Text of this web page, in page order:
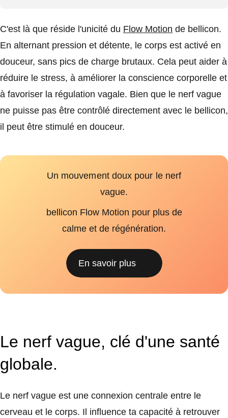
C'est là que réside l'unicité du Flow Motion de bellicon.
En alternant pression et détente, le corps est activé en
douceur, sans pics de charge brutaux. Cela peut aider à
réduire le stress, à améliorer la conscience corporelle et
à favoriser la régulation vagale. Bien que le nerf vague
ne puisse pas être contrôlé directement avec le bellicon,
il peut être stimulé en douceur.
Un mouvement doux pour le nerf
vague.
bellicon Flow Motion pour plus de
calme et de régénération.
En savoir plus
Le nerf vague, clé d'une santé
globale.
Le nerf vague est une connexion centrale entre le
cerveau et le corps. Il influence ta capacité à retrouver